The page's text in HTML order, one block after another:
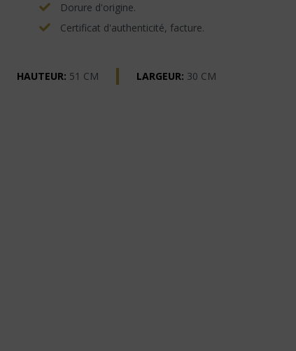
Dorure d'origine.
Certificat d'authenticité, facture.
HAUTEUR: 51 CM LARGEUR: 30 CM